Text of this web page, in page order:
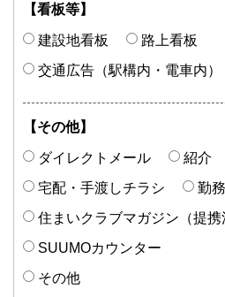
【看板等】
建設地看板
路上看板
交通広告 （駅構内・電車内）
【その他】
ダイレクトメール
紹介
宅配・手渡しチラシ
勤
住まいクラブマガジン （提
SUUMOカウンター
その他